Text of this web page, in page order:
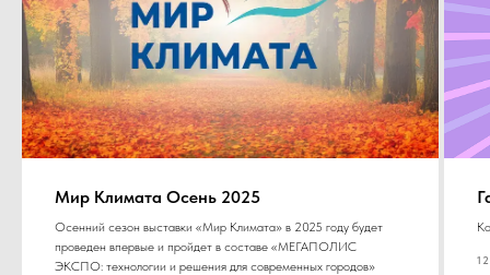
Мир Климата Осень 2025
Осенний сезон выставки «Мир Климата» в 2025 году будет
проведен впервые и пройдет в составе «МЕГАПОЛИС
ЭКСПО: технологии и решения для современных городов»